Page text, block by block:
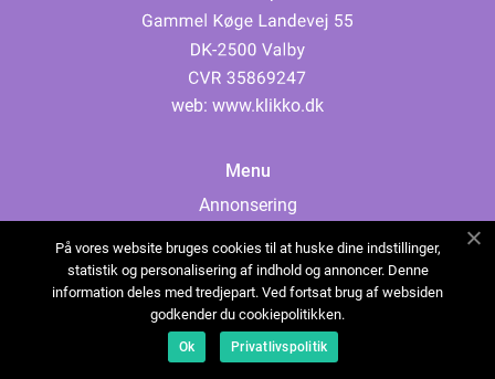
web: www.klikko.dk
Menu
Annonsering
Cookies
Kontakta oss
Sitemap
På vores website bruges cookies til at huske dine indstillinger,
statistik og personalisering af indhold og annoncer. Denne
information deles med tredjepart. Ved fortsat brug af websiden
godkender du cookiepolitikken.
Ok Privatlivspolitik